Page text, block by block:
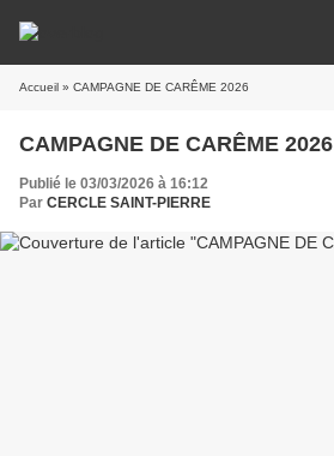
Accueil » CAMPAGNE DE CARÊME 2026
CAMPAGNE DE CARÊME 2026
Publié le 03/03/2026 à 16:12
Par CERCLE SAINT-PIERRE